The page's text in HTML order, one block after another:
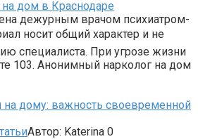
дежурным врачом психиатром-
носит общий характер и не
специалиста. При угрозе жизни
103. Анонимный нарколог на дом
на дому: важность своевременной
Автор: Katerina 0